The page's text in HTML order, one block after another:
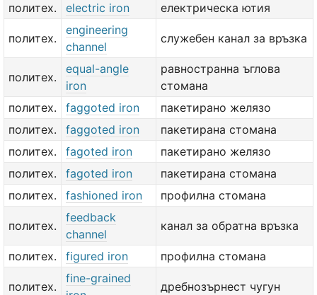
политех. electric iron електрическа ютия
политех.
engineering
channel
служебен канал за връзка
политех.
equal-angle
iron
равностранна ъглова
стомана
политех.
faggoted iron
пакетирано желязо
политех.
faggoted iron
пакетирана стомана
политех.
fagoted iron
пакетирано желязо
политех.
fagoted iron
пакетирана стомана
политех.
fashioned iron профилна стомана
политех.
feedback
channel
канал за обратна връзка
политех. figured iron профилна стомана
политех.
fine-grained
дребнозърнест чугун